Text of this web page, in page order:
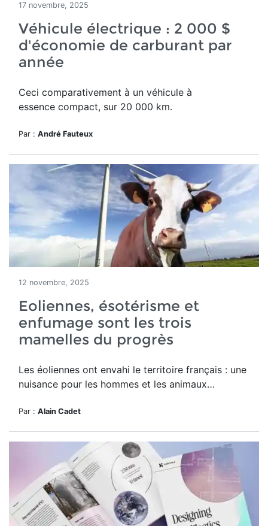
17 novembre, 2025
Véhicule électrique : 2 000 $
d'économie de carburant par
année
Ceci comparativement à un véhicule à
essence compact, sur 20 000 km.
Par : André Fauteux
12 novembre, 2025
Eoliennes, ésotérisme et
enfumage sont les trois
mamelles du progrès
Les éoliennes ont envahi le territoire français : une
nuisance pour les hommes et les animaux…
Par : Alain Cadet